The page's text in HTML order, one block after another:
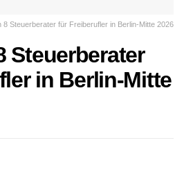
8 Steuerberater für Freiberufler in Berlin-Mitte 2026
Steuerberater
in Berlin-Mitte